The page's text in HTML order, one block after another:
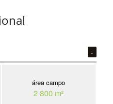
-
área campo
2 800 m²